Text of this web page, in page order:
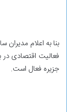
فعالیت اقتصادی
جزیره فعال است.